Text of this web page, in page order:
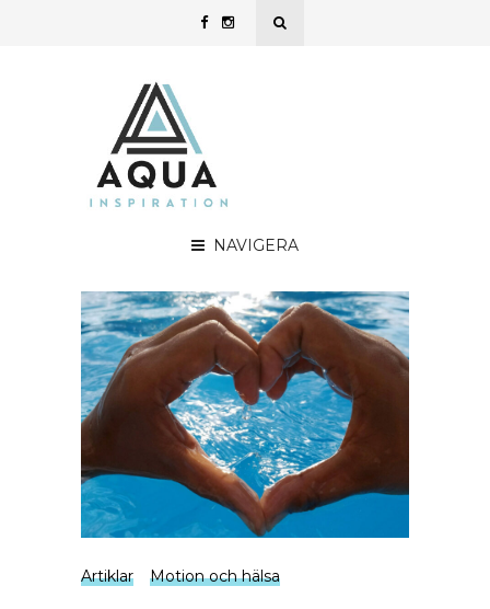
NAVIGERA
Artiklar Motion och hälsa